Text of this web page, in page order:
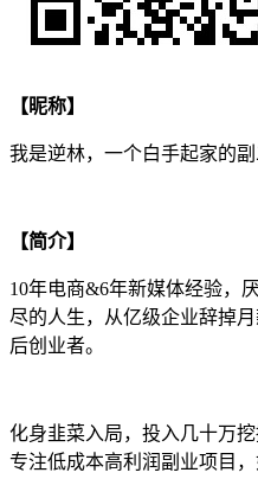
【昵称】
我是逆林，一个白手起家的副
【简介】
10年电商&6年新媒体经验，
尽的人生，从亿级企业辞掉
后创业者。
化身韭菜入局，投入几十万
专注低成本高利润副业项目